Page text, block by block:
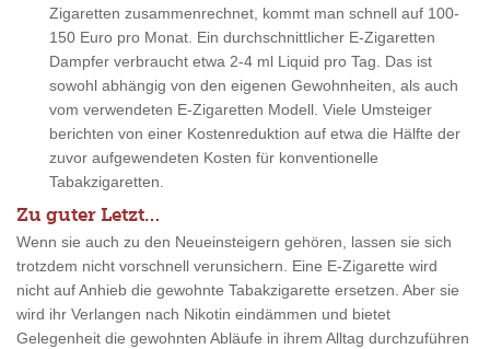
Zigaretten zusammenrechnet, kommt man schnell auf 100-
150 Euro pro Monat. Ein durchschnittlicher E-Zigaretten
Dampfer verbraucht etwa 2-4 ml Liquid pro Tag. Das ist
sowohl abhängig von den eigenen Gewohnheiten, als auch
vom verwendeten E-Zigaretten Modell. Viele Umsteiger
berichten von einer Kostenreduktion auf etwa die Hälfte der
zuvor aufgewendeten Kosten für konventionelle
Tabakzigaretten.
Zu guter Letzt…
Wenn sie auch zu den Neueinsteigern gehören, lassen sie sich
trotzdem nicht vorschnell verunsichern. Eine E-Zigarette wird
nicht auf Anhieb die gewohnte Tabakzigarette ersetzen. Aber sie
wird ihr Verlangen nach Nikotin eindämmen und bietet
Gelegenheit die gewohnten Abläufe in ihrem Alltag durchzuführen